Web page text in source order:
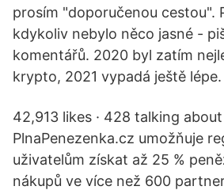
prosím "doporučenou cestou".
kdykoliv nebylo něco jasné -
komentářů. 2020 byl zatím
krypto, 2021 vypadá ještě lépe.
42,913 likes · 428 talking
PlnaPenezenka.cz umožňuje
uživatelům získat až 25 %
nákupů ve více než 600